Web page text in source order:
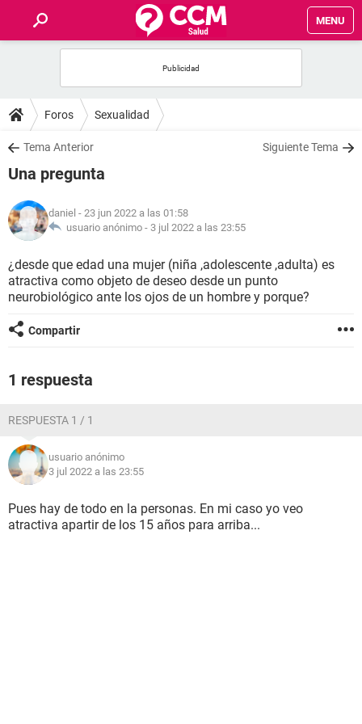
MENU
FOROS
SALUD
FAMILIA
NUTRICIÓN
BIENESTAR
Foros Sexualidad
Tema Anterior Siguiente Tema
Una pregunta
daniel - 23 jun 2022 a las 01:58
usuario anónimo - 3 jul 2022 a las 23:55
¿desde que edad una mujer (niña ,adolescente ,adulta) es
atractiva como objeto de deseo desde un punto
neurobiológico ante los ojos de un hombre y porque?
Compartir
1 respuesta
RESPUESTA 1 / 1
usuario anónimo
3 jul 2022 a las 23:55
Pues hay de todo en la personas. En mi caso yo veo
atractiva apartir de los 15 años para arriba...